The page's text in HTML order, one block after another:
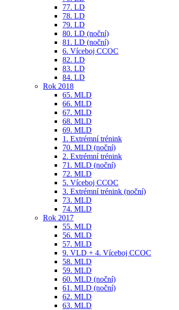
77. LD
78. LD
79. LD
80. LD (noční)
81. LD (noční)
6. Víceboj CCOC
82. LD
83. LD
84. LD
Rok 2018
65. MLD
66. MLD
67. MLD
68. MLD
69. MLD
1. Extrémní trénink
70. MLD (noční)
2. Extrémní trénink
71. MLD (noční)
72. MLD
5. Víceboj CCOC
3. Extrémní trénink (noční)
73. MLD
74. MLD
Rok 2017
55. MLD
56. MLD
57. MLD
9. VLD + 4. Víceboj CCOC
58. MLD
59. MLD
60. MLD (noční)
61. MLD (noční)
62. MLD
63. MLD